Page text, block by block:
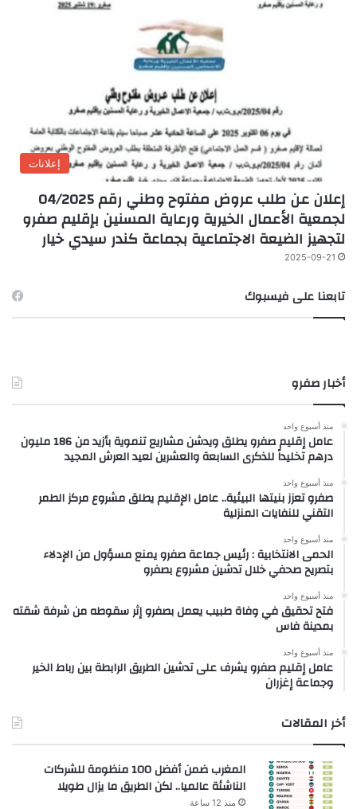
إعلانات
إعلان عن طلب عروض مفتوح وطني رقم 04/2025
لجمعية الأعمال الخيرية ورعاية المسنين بإقليم صفرو
لتجهيز الضيعة الاجتماعية بجماعة كندر سيدي خيار
2025-09-21
تابعنا على فيسبوك
أخبار صفرو
منذ أسبوع واحد
عامل إقليم صفرو يطلق ويدشن مشاريع تنموية بأزيد من 186 مليون
درهم تخليداً للذكرى السابعة والعشرين لعيد العرش المجيد
منذ أسبوع واحد
صفرو تعزز بنيتها البيئية.. عامل الإقليم يطلق مشروع مركز الطمر
التقني للنفايات المنزلية
منذ أسبوع واحد
الحمى الانتخابية : رئيس جماعة صفرو يمنع مسؤول من الإدلاء
بتصريح صحفي خلال تدشين مشروع بصفرو
منذ أسبوع واحد
فتح تحقيق في وفاة طبيب يعمل بصفرو إثر سقوطه من شرفة شقته
بمدينة فاس
منذ أسبوع واحد
عامل إقليم صفرو يشرف على تدشين الطريق الرابطة بين رباط الخير
وجماعة إغزران
أخر المقالات
المغرب ضمن أفضل 100 منظومة للشركات
الناشئة عالميا.. لكن الطريق ما يزال طويلا
منذ 12 ساعة